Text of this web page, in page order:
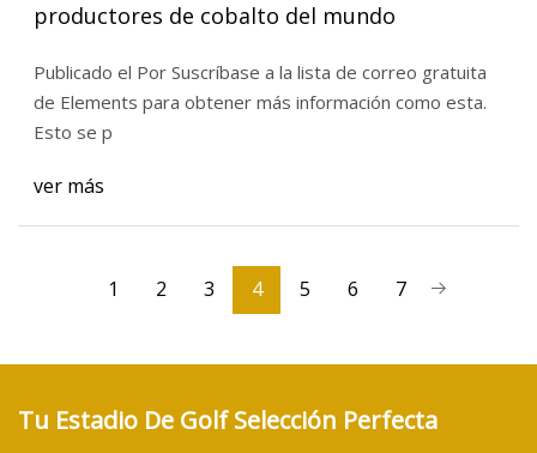
productores de cobalto del mundo
Publicado el Por Suscríbase a la lista de correo gratuita
de Elements para obtener más información como esta.
Esto se p
ver más
1 2 3 4 5 6 7
Tu Estadio De Golf Selección Perfecta